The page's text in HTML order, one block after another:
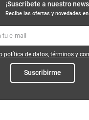
¡Suscribete a nuestro
Recibe las ofertas y novedades
política de datos, términos y
Suscribirme